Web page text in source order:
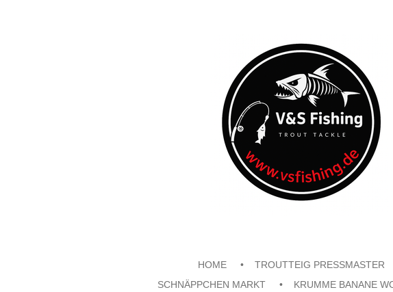
HOME TROUTTEIG PRESSMASTER
SCHNÄPPCHEN MARKT
KRUMME BANANE